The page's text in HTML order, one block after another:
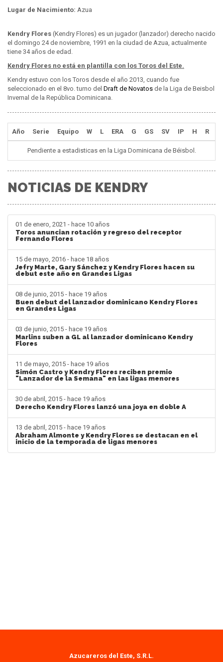
Lugar de Nacimiento: Azua
Kendry Flores (Kendry Flores) es un jugador (lanzador) derecho nacido
el domingo 24 de noviembre, 1991 en la ciudad de Azua, actualmente
tiene 34 años de edad.
Kendry Flores no está en plantilla con los Toros del Este.
Kendry estuvo con los Toros desde el año 2013, cuando fue
seleccionado en el 8vo. turno del Draft de Novatos de la Liga de Beisbol
Invernal de la República Dominicana.
Año Serie Equipo W L ERA G GS SV IP H R
Pendiente a estadisticas en la Liga Dominicana de Béisbol.
NOTICIAS DE KENDRY
01 de enero, 2021 - hace 10 años
Toros anuncian rotación y regreso del receptor
Fernando Flores
15 de mayo, 2016 - hace 18 años
Jefry Marte, Gary Sánchez y Kendry Flores hacen su
debut este año en Grandes Ligas
08 de junio, 2015 - hace 19 años
Buen debut del lanzador dominicano Kendry Flores
en Grandes Ligas
03 de junio, 2015 - hace 19 años
Marlins suben a GL al lanzador dominicano Kendry
Flores
11 de mayo, 2015 - hace 19 años
Simón Castro y Kendry Flores reciben premio
"Lanzador de la Semana" en las ligas menores
30 de abril, 2015 - hace 19 años
Derecho Kendry Flores lanzó una joya en doble A
13 de abril, 2015 - hace 19 años
Abraham Almonte y Kendry Flores se destacan en el
inicio de la temporada de ligas menores
Azucareros del Este, S.R.L.